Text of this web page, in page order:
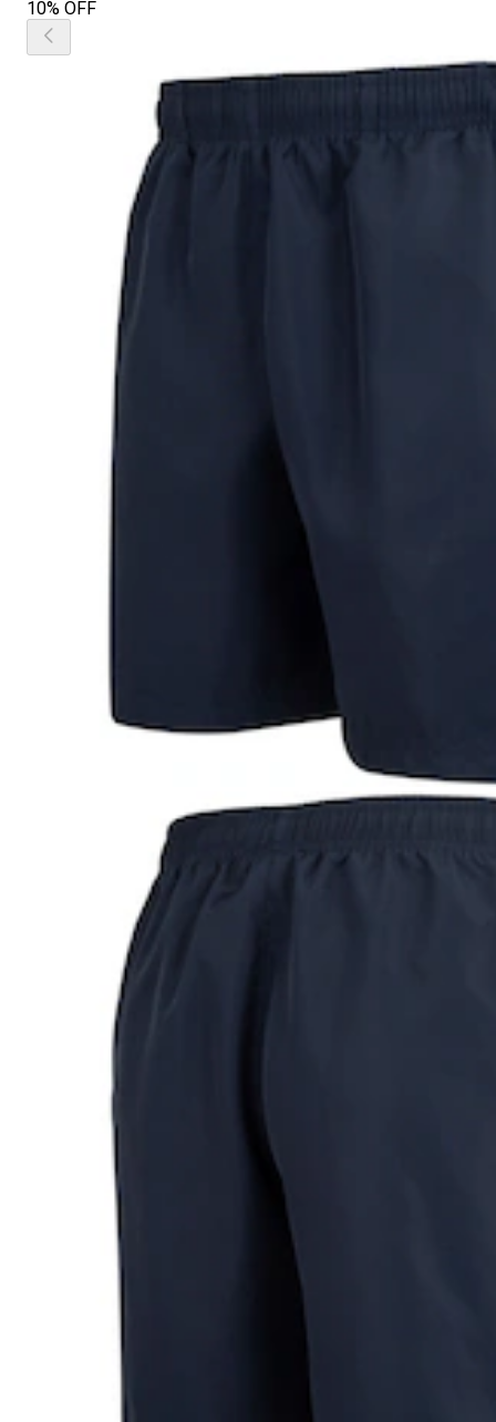
10% OFF